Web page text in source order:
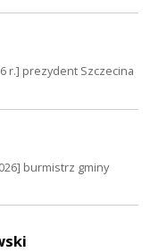
r.] prezydent Szczecina
burmistrz gminy